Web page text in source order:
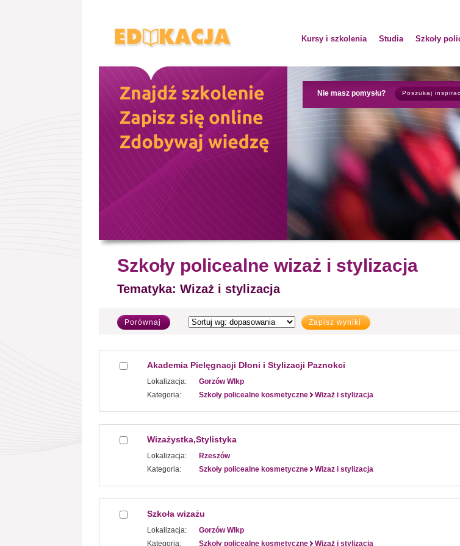
Kursy i szkolenia Studia Szkoły
Nie masz pomysłu? Poszukaj
Szkoły policealne wizaż i stylizacja
Tematyka: Wizaż i stylizacja
Porównaj Zapisz wyniki
Akademia Pielęgnacji Dłoni i Stylizacji Paznokci
Lokalizacja:
Gorzów Wlkp
Kategoria:
Szkoły policealne kosmetyczne Wizaż i stylizacja
Wizażystka,Stylistyka
Lokalizacja:
Rzeszów
Kategoria:
Szkoły policealne kosmetyczne Wizaż i stylizacja
Szkoła wizażu
Lokalizacja:
Gorzów Wlkp
Kategoria:
Szkoły policealne kosmetyczne Wizaż i stylizacja